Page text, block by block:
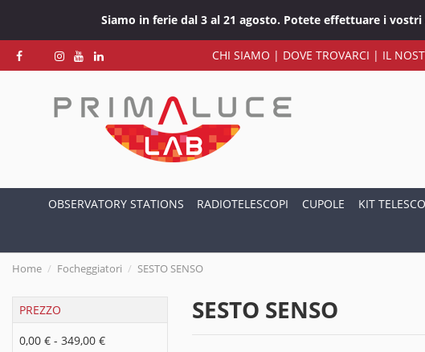
Siamo in ferie dal 3 al 21 agosto. Potete effettuare i
CHI SIAMO | DOVE TROVARCI | IL
OBSERVATORY STATIONS RADIOTELESCOPI CUPOLE KIT
Home Focheggiatori SESTO SENSO
SESTO SENSO
PREZZO
0,00 € - 349,00 €